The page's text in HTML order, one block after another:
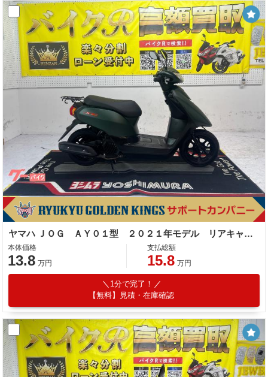
ヤマハ ＪＯＧ ＡＹ０１型 ２０２１年モデル リアキャリア センタースタンド ノーマル車
本体価格
13.8 万円
支払総額
15.8 万円
1分で完了！
【無料】見積・在庫確認